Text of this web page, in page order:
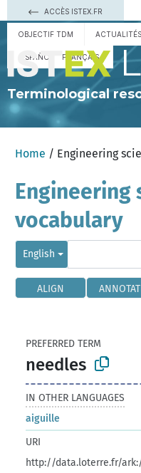
ACCÈS ISTEX.FR
OBJECTIF TDM ACTUALITÉS
ESPAÑOL FRANÇAIS
Terminological
Home / Engineering
Engineering
vocabulary
English
ALIGN
PREFERRED TERM
needles
IN OTHER LANGUAGES
aiguille
URI
http://data.loterre.fr/ark:/